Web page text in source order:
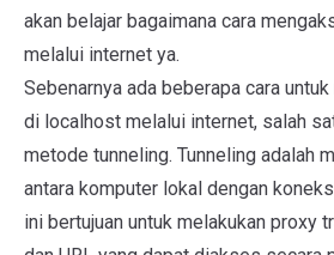
akan belajar bagaimana cara
melalui internet ya.
Sebenarnya ada beberapa cara
di localhost melalui internet, salah
metode tunneling. Tunneling adalah
antara komputer lokal dengan
ini bertujuan untuk melakukan proxy